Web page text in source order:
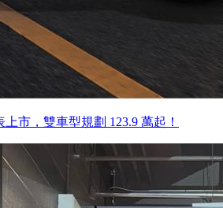
上市，雙車型規劃 123.9 萬起！